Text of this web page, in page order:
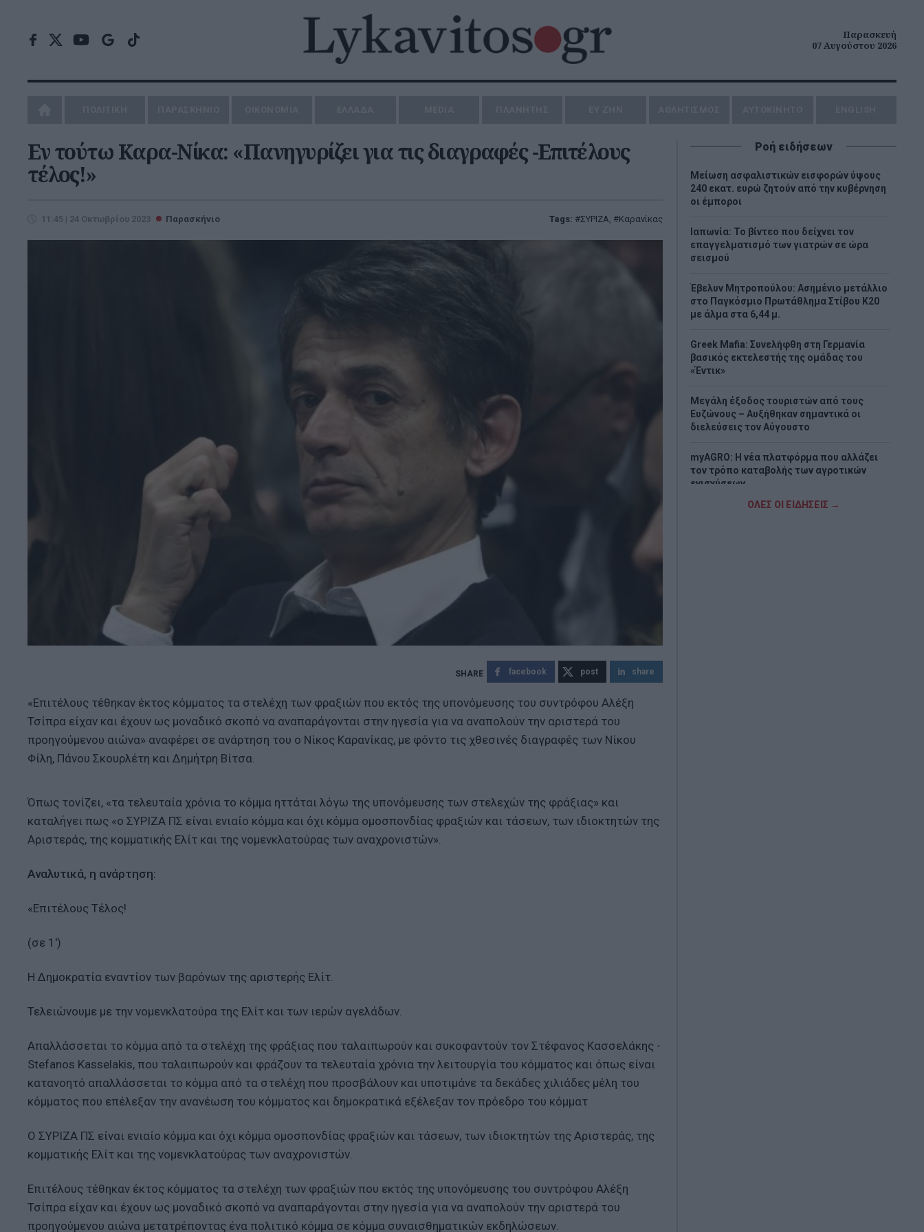
Παρασκευή
07 Αυγούστου 2026
Εν τούτω Καρα-Νίκα: «Πανηγυρίζει για τις διαγραφές -Επιτέλους
τέλος!»
11:45 | 24 Οκτωβρίου 2023 Παρασκήνιο Tags: ΣΥΡΙΖΑ, Καρανίκας
facebook post share
«Επιτέλους τέθηκαν έκτος κόμματος τα στελέχη των φραξιών που εκτός της υπονόμευσης του συντρόφου Αλέξη
Τσίπρα είχαν και έχουν ως μοναδικό σκοπό να αναπαράγονται στην ηγεσία για να αναπολούν την αριστερά του
προηγούμενου αιώνα» αναφέρει σε ανάρτηση του ο Νίκος Καρανίκας, με φόντο τις χθεσινές διαγραφές των Νίκου
Φίλη, Πάνου Σκουρλέτη και Δημήτρη Βίτσα.
Όπως τονίζει, «τα τελευταία χρόνια το κόμμα ηττάται λόγω της υπονόμευσης των στελεχών της φράξιας» και
καταλήγει πως «ο ΣΥΡΙΖΑ ΠΣ είναι ενιαίο κόμμα και όχι κόμμα ομοσπονδίας φραξιών και τάσεων, των ιδιοκτητών της
Αριστεράς, της κομματικής Ελίτ και της νομενκλατούρας των αναχρονιστών».
Αναλυτικά, η ανάρτηση:
«Επιτέλους Τέλος!
(σε 1')
Η Δημοκρατία εναντίον των βαρόνων της αριστερής Ελίτ.
Τελειώνουμε με την νομενκλατούρα της Ελίτ και των ιερών αγελάδων.
Απαλλάσσεται το κόμμα από τα στελέχη της φράξιας που ταλαιπωρούν και συκοφαντούν τον Στέφανος Κασσελάκης -
Stefanos Kasselakis, που ταλαιπωρούν και φράζουν τα τελευταία χρόνια την λειτουργία του κόμματος και όπως είναι
κατανοητό απαλλάσσεται το κόμμα από τα στελέχη που προσβάλουν και υποτιμάνε τα δεκάδες χιλιάδες μέλη του
κόμματος που επέλεξαν την ανανέωση του κόμματος και δημοκρατικά εξέλεξαν τον πρόεδρο του κόμματ
Ο ΣΥΡΙΖΑ ΠΣ είναι ενιαίο κόμμα και όχι κόμμα ομοσπονδίας φραξιών και τάσεων, των ιδιοκτητών της Αριστεράς, της
κομματικής Ελίτ και της νομενκλατούρας των αναχρονιστών.
Επιτέλους τέθηκαν έκτος κόμματος τα στελέχη των φραξιών που εκτός της υπονόμευσης του συντρόφου Αλέξη
Τσίπρα είχαν και έχουν ως μοναδικό σκοπό να αναπαράγονται στην ηγεσία για να αναπολούν την αριστερά του
προηγούμενου αιώνα μετατρέποντας ένα πολιτικό κόμμα σε κόμμα συναισθηματικών εκδηλώσεων.
Ροή ειδήσεων
Μείωση ασφαλιστικών εισφορών ύψους
240 εκατ. ευρώ ζητούν από την κυβέρνηση
οι έμποροι
Ιαπωνία: Το βίντεο που δείχνει τον
επαγγελματισμό των γιατρών σε ώρα
σεισμού
Έβελυν Μητροπούλου: Ασημένιο μετάλλιο
στο Παγκόσμιο Πρωτάθλημα Στίβου Κ20
με άλμα στα 6,44 μ.
Greek Mafia: Συνελήφθη στη Γερμανία
βασικός εκτελεστής της ομάδας του
«Έντικ»
Μεγάλη έξοδος τουριστών από τους
Ευζώνους – Αυξήθηκαν σημαντικά οι
διελεύσεις τον Αύγουστο
myAGRO: Η νέα πλατφόρμα που αλλάζει
τον τρόπο καταβολής των αγροτικών
ενισχύσεων
ΟΛΕΣ ΟΙ ΕΙΔΗΣΕΙΣ →